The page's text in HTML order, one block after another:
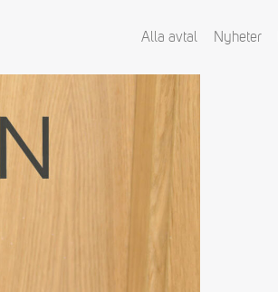
Alla avtal Nyheter